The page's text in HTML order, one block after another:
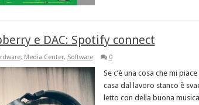
e DAC: Spotify connect
, Media Center, Software 0
Se c’è una cosa che mi
casa dal lavoro stanco è
letto con della buona